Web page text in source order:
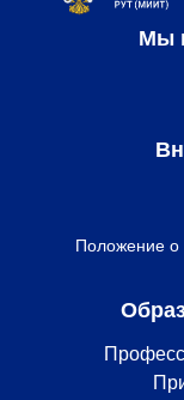
Мы
Положение о